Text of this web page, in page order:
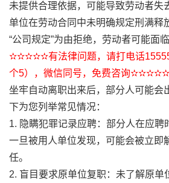
未提供合理依据，可能导致劳动者失
单位在劳动合同中未明确规定刑满释
“公司规定”为由拒绝，劳动者可能面
✫✫✫✫✫有法律问题，请打电话
个5），微信同号，免费咨询✫✫✫✫✫
坐牢自动离职出来后，部分人可能会
下为您列举常见情况：
1. 隐瞒犯罪记录应聘：部分人在应聘
一旦被用人单位发现，可能会被立即
任。
2. 盲目要求原单位复职：未了解原单